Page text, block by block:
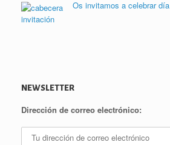
Os invitamos a celebrar
NEWSLETTER
Dirección de correo electrónico: